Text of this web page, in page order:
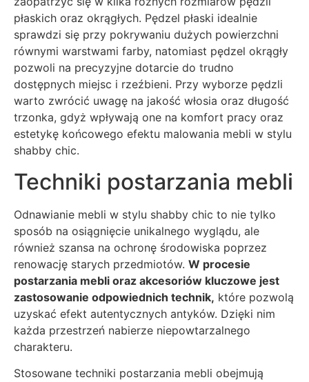
płaskich oraz okrągłych. Pędzel płaski idealnie
sprawdzi się przy pokrywaniu dużych powierzchni
równymi warstwami farby, natomiast pędzel okrągły
pozwoli na precyzyjne dotarcie do trudno
dostępnych miejsc i rzeźbieni. Przy wyborze pędzli
warto zwrócić uwagę na jakość włosia oraz długość
trzonka, gdyż wpływają one na komfort pracy oraz
estetykę końcowego efektu malowania mebli w stylu
shabby chic.
Techniki postarzania mebli
Odnawianie mebli w stylu shabby chic to nie tylko
sposób na osiągnięcie unikalnego wyglądu, ale
również szansa na ochronę środowiska poprzez
renowację starych przedmiotów. W procesie
postarzania mebli oraz akcesoriów kluczowe jest
zastosowanie odpowiednich technik, które pozwolą
uzyskać efekt autentycznych antyków. Dzięki nim
każda przestrzeń nabierze niepowtarzalnego
charakteru.
Stosowane techniki postarzania mebli obejmują